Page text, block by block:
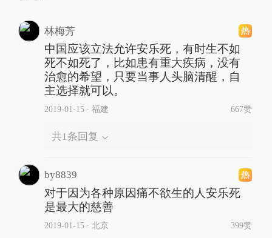
林梅芳
中国应该立法允许安乐死，有时生不如
死不如死了，比如患有重大疾病，没有
治愈的希望，只要当事人头脑清醒，自
主选择就可以。
2019-01-15∙ 福建 667赞
共1条回复
by8839
对于因为各种原因痛不欲生的人安乐死
是最大的慈善
2019-01-15∙ 北京 399赞